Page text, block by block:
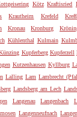
Kötz Kraftisried
Krautheim Krefeld
Kronau Kronburg
Kühlenthal Kulmain
Kupferberg Kupferzell
Kutzenhausen Kyllburg
Lalling Lam Lambrecht
Landsberg am Lech
Langenau Langenbach
Langenneufnach